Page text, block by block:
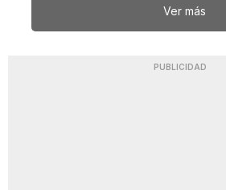
Ver más
PUBLICIDAD